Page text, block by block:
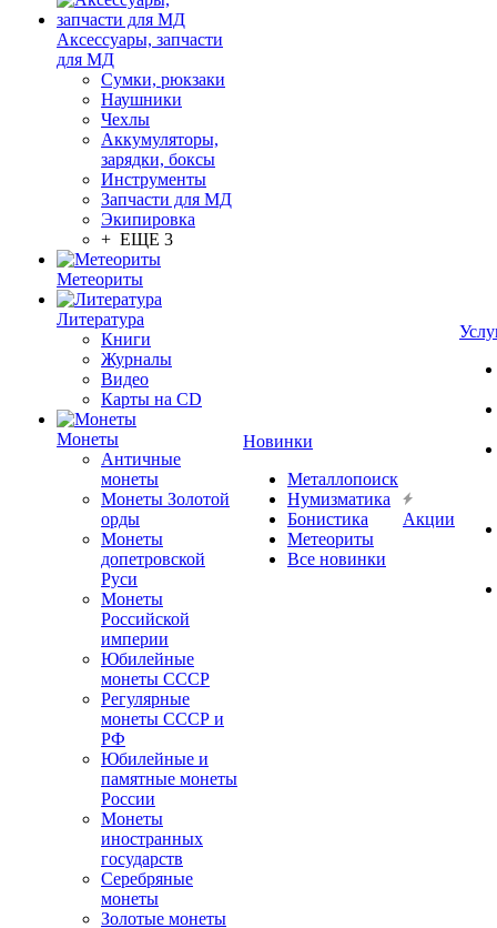
Аксессуары, запчасти
для МД
Сумки, рюкзаки
Наушники
Чехлы
Аккумуляторы,
зарядки, боксы
Инструменты
Запчасти для МД
Экипировка
+ ЕЩЕ 3
Метеориты
Литература
Книги
Журналы
Видео
Карты на CD
Монеты
Античные
монеты
Монеты Золотой
орды
Монеты
допетровской
Руси
Монеты
Российской
империи
Юбилейные
монеты СССР
Регулярные
монеты СССР и
РФ
Юбилейные и
памятные монеты
России
Монеты
иностранных
государств
Серебряные
монеты
Золотые монеты
Новинки
Металлопоиск
Нумизматика
Бонистика
Метеориты
Все новинки
Акции